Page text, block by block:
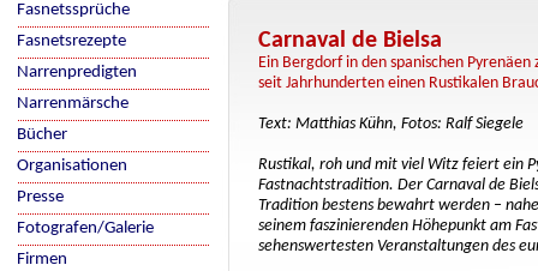
Carnaval de Bielsa
Ein Bergdorf in den spanischen
seit Jahrhunderten einen Rustikalen
Text: Matthias Kühn, Fotos: Ralf Siegele
Rustikal, roh und mit viel Witz feiert ein
Fastnachtstradition. Der Carnaval de
Tradition bestens bewahrt werden –
seinem faszinierenden Höhepunkt am
sehenswertesten Veranstaltungen des
Fasnetssprüche
Fasnetsrezepte
Narrenpredigten
Narrenmärsche
Bücher
Organisationen
Presse
Fotografen/Galerie
Firmen